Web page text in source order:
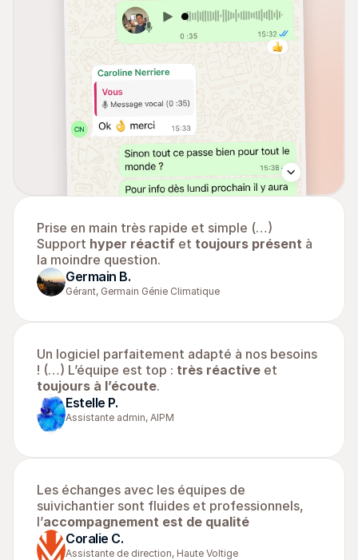
Prise en main très rapide et simple (…)
Support hyper réactif et toujours présent à
la moindre question.
Germain B.
Gérant, Germain Génie Climatique
Un logiciel parfaitement adapté à nos besoins
! (…) L’équipe est top : très réactive
toujours à l’écoute.
Estelle P.
Assistante admin, AIPM
Les échanges avec les équipes de
suivichantier sont fluides et professionnels,
l’accompagnement est de qualité
Coralie C.
Assistante de direction, Haute Voltige